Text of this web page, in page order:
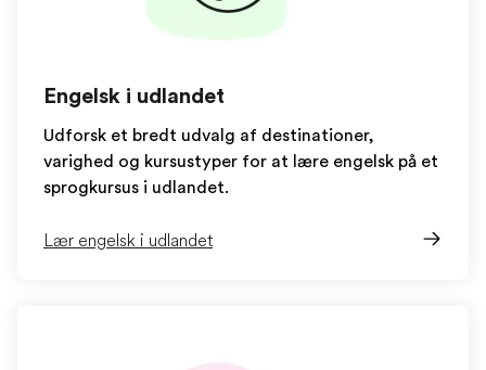
Engelsk i udlandet
Udforsk et bredt udvalg af destinationer,
varighed og kursustyper for at lære engelsk på et
sprogkursus i udlandet.
Lær engelsk i udlandet